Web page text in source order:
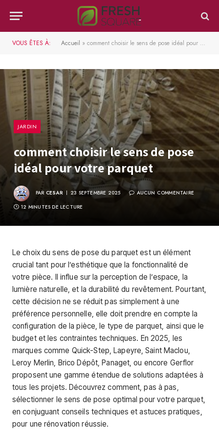
VOUS ÊTES À: Accueil » comment choisir le sens de pose idéal pour votre parquet
JARDIN
comment choisir le sens de pose
idéal pour votre parquet
PAR CESAR 23 SEPTEMBRE 2025
AUCUN COMMENTAIRE
12 MINUTES DE LECTURE
Le choix du sens de pose du parquet est un élément
crucial tant pour l’esthétique que la fonctionnalité de
votre pièce. Il influe sur la perception de l’espace, la
lumière naturelle, et la durabilité du revêtement. Pourtant,
cette décision ne se réduit pas simplement à une
préférence personnelle, elle doit prendre en compte la
configuration de la pièce, le type de parquet, ainsi que le
budget et les contraintes techniques. En 2025, les
marques comme Quick-Step, Lapeyre, Saint Maclou,
Leroy Merlin, Brico Dépôt, Panaget, ou encore Gerflor
proposent une gamme étendue de solutions adaptées à
tous les projets. Découvrez comment, pas à pas,
sélectionner le sens de pose optimal pour votre parquet,
en conjuguant conseils techniques et astuces pratiques,
pour une rénovation réussie.